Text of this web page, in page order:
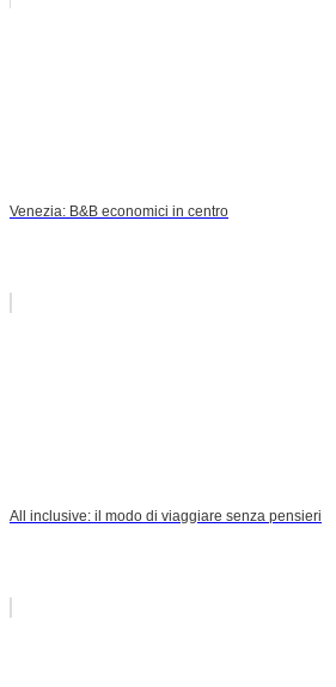
Venezia: B&B economici in centro
All inclusive: il modo di viaggiare senza pensieri